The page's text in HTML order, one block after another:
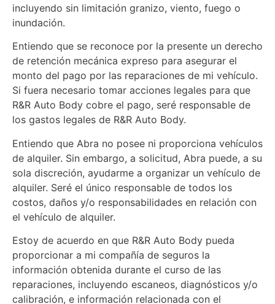
incluyendo sin limitación granizo, viento, fuego o
inundación.
Entiendo que se reconoce por la presente un derecho
de retención mecánica expreso para asegurar el
monto del pago por las reparaciones de mi vehículo.
Si fuera necesario tomar acciones legales para que
R&R Auto Body cobre el pago, seré responsable de
los gastos legales de R&R Auto Body.
Entiendo que Abra no posee ni proporciona vehículos
de alquiler. Sin embargo, a solicitud, Abra puede, a su
sola discreción, ayudarme a organizar un vehículo de
alquiler. Seré el único responsable de todos los
costos, daños y/o responsabilidades en relación con
el vehículo de alquiler.
Estoy de acuerdo en que R&R Auto Body pueda
proporcionar a mi compañía de seguros la
información obtenida durante el curso de las
reparaciones, incluyendo escaneos, diagnósticos y/o
calibración, e información relacionada con el